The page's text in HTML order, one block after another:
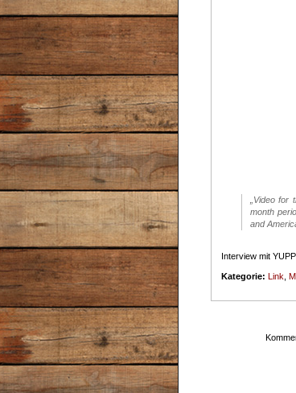
„Video
month
and
Interview mit
Kategorie: Link